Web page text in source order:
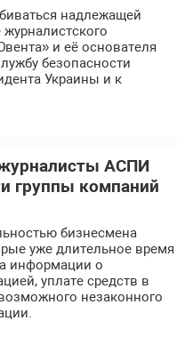
надлежащей
и её основателя
безопасности
Украины и к
АСПИ
группы компаний
бизнесмена
уже длительное время
информации о
уплате средств в
незаконного